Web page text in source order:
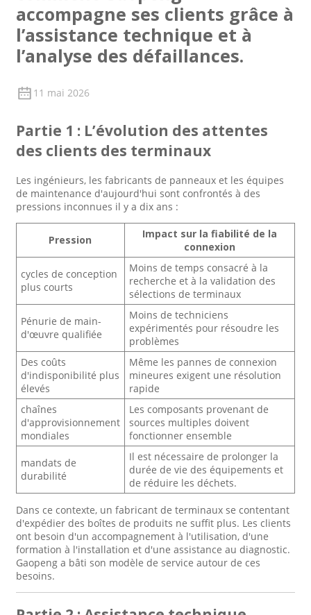
accompagne ses clients grâce à
l’assistance technique et à
l’analyse des défaillances.
11 mai 2026
Partie 1 : L’évolution des attentes
des clients des terminaux
Les ingénieurs, les fabricants de panneaux et les équipes
de maintenance d'aujourd'hui sont confrontés à des
pressions inconnues il y a dix ans :
Pression
Impact sur la fiabilité de la
connexion
cycles de conception
plus courts
Moins de temps consacré à la
recherche et à la validation des
sélections de terminaux
Pénurie de main-
d'œuvre qualifiée
Moins de techniciens
expérimentés pour résoudre les
problèmes
Des coûts
d'indisponibilité plus
élevés
Même les pannes de connexion
mineures exigent une résolution
rapide
chaînes
d'approvisionnement
mondiales
Les composants provenant de
sources multiples doivent
fonctionner ensemble
mandats de
durabilité
Il est nécessaire de prolonger la
durée de vie des équipements et
de réduire les déchets.
Dans ce contexte, un fabricant de terminaux se contentant
d'expédier des boîtes de produits ne suffit plus. Les clients
ont besoin d'un accompagnement à l'utilisation, d'une
formation à l'installation et d'une assistance au diagnostic.
Gaopeng a bâti son modèle de service autour de ces
besoins.